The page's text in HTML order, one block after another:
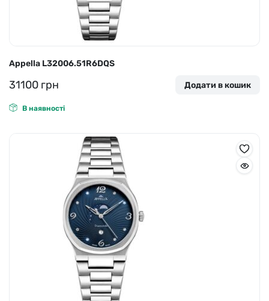
Appella L32006.51R6DQS
31100 грн Додати в кошик
В наявності